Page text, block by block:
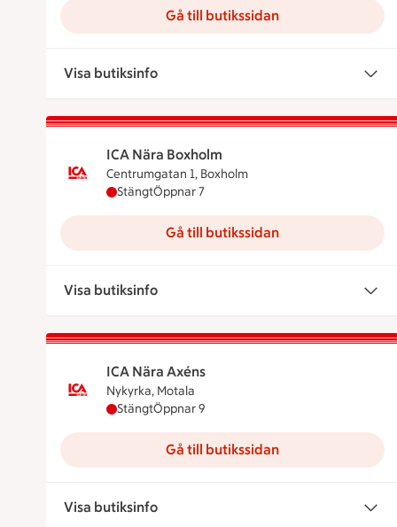
Gå till butikssidan
Visa butiksinfo
ICA Nära Boxholm
Centrumgatan 1, Boxholm
ICA Nära Boxholm har stängt, öppnar
StängtÖppnar 7
Gå till butikssidan
Visa butiksinfo
ICA Nära Axéns
Nykyrka, Motala
ICA Nära Axéns har stängt, öppnar klockan 9
StängtÖppnar 9
Gå till butikssidan
Visa butiksinfo